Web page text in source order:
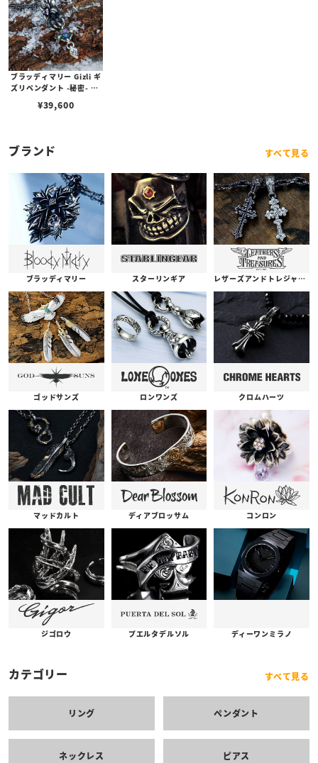
ブラッディマリー Gizli ギ
ズリペンダント -秘密- w/
ープルサファイア
¥39,600
ブランド すべて見る
ブラッディマリー スターリンギア レザーズアンドトレジャーズ
ゴッドサンズ ロンワンズ クロムハーツ
マッドカルト ディアブロッサム コンロン
ジゴロウ プエルタデルソル ディーワンミラノ
カテゴリー すべて見る
リング ペンダント
ネックレス ピアス